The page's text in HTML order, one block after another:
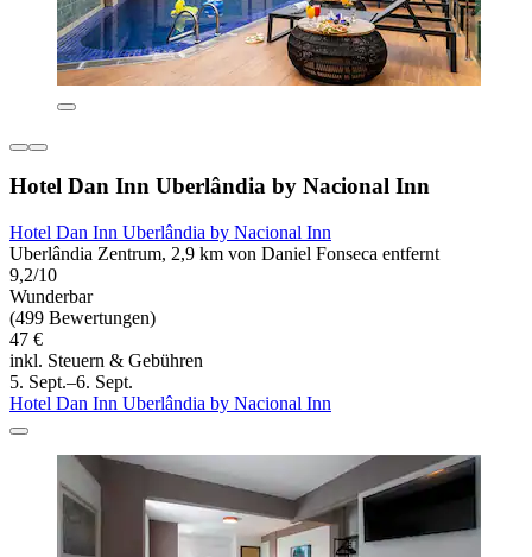
Hotel Dan Inn Uberlândia by Nacional Inn
Hotel Dan Inn Uberlândia by Nacional Inn
Uberlândia Zentrum, 2,9 km von Daniel Fonseca entfernt
9,2/10
Wunderbar
(499 Bewertungen)
47 €
inkl. Steuern & Gebühren
5. Sept.–6. Sept.
Hotel Dan Inn Uberlândia by Nacional Inn